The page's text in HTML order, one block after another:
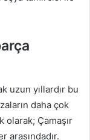
uzun yıllardır bu
daha çok
olarak; Çamaşır
arasındadır.